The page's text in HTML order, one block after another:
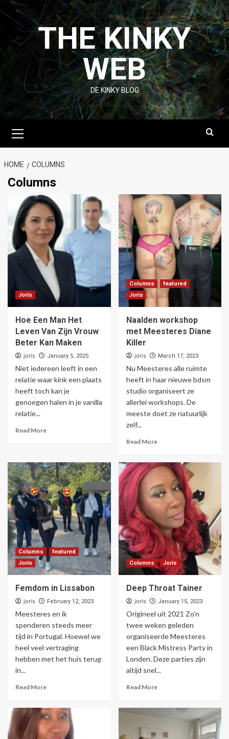
Skip
to
content
THE KINKY
WEB
DE KINKY BLOG
Menu
HOME COLUMNS
Columns
Joris
Hoe Een Man Het
Leven Van Zijn Vrouw
Beter Kan Maken
joris January 5, 2025
Niet iedereen leeft in een
relatie waar kink een plaats
heeft toch kan je
genoegen halen in je vanilla
relatie...
Read More
Columns
featured
Joris
Naalden workshop
met Meesteres Diane
Killer
joris March 17, 2023
Nu Meesteres alle ruimte
heeft in haar nieuwe bdsm
studio organiseert ze
allerlei workshops. De
meeste doet ze natuurlijk
zelf...
Read More
Columns
featured
Joris
Femdom in Lissabon
joris February 12, 2023
Meesteres en ik
spenderen steeds meer
tijd in Portugal. Hoewel we
heel veel vertraging
hebben met het huis terug
in...
Read More
Columns Joris
Deep Throat Tainer
joris January 15, 2023
Origineel uit 2021 Zo’n
twee weken geleden
organiseerde Meesteres
een Black Mistress Party in
Londen. Deze parties zijn
altijd snel...
Read More